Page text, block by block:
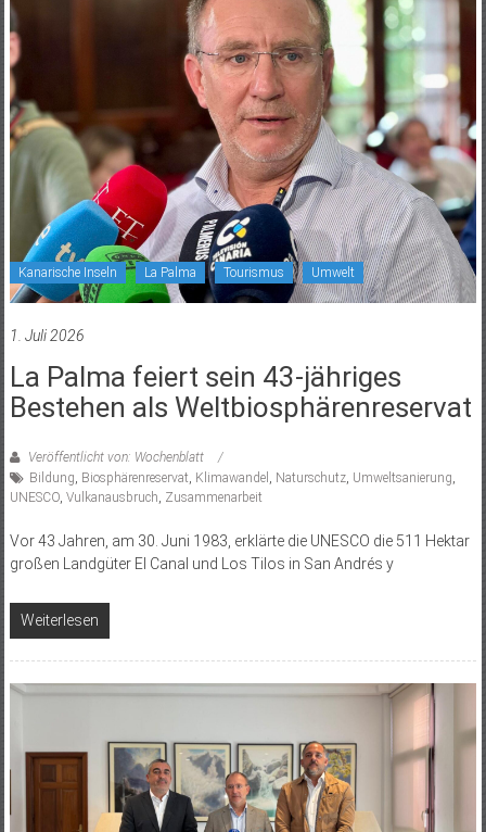
Kanarische Inseln La Palma Tourismus Umwelt
1. Juli 2026
La Palma feiert sein 43-jähriges
Bestehen als Weltbiosphärenreservat
Veröffentlicht von: Wochenblatt
Bildung Biosphärenreservat Klimawandel Naturschutz, Umweltsanierung
UNESCO, Vulkanausbruch Zusammenarbeit
Vor 43 Jahren, am 30. Juni 1983, erklärte die UNESCO die 511 Hektar
großen Landgüter El Canal und Los Tilos in San Andrés y
Weiterlesen